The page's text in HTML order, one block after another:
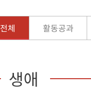
전체 활동공과
생애